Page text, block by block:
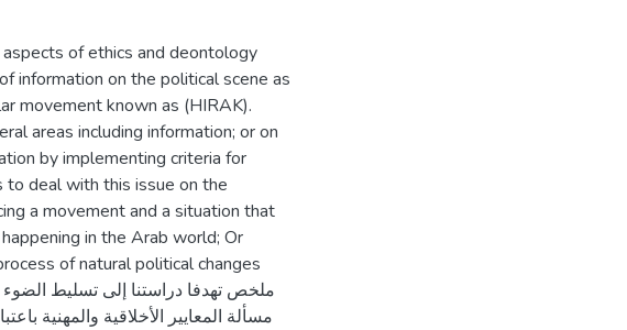
of ethics and deontology
information on the political scene as
movement known as (HIRAK).
areas including information; or on
by implementing criteria for
to deal with this issue on the
a movement and a situation that
in the Arab world; Or
of natural political changes
مسألة المعايير الأخلاقية والمهنية